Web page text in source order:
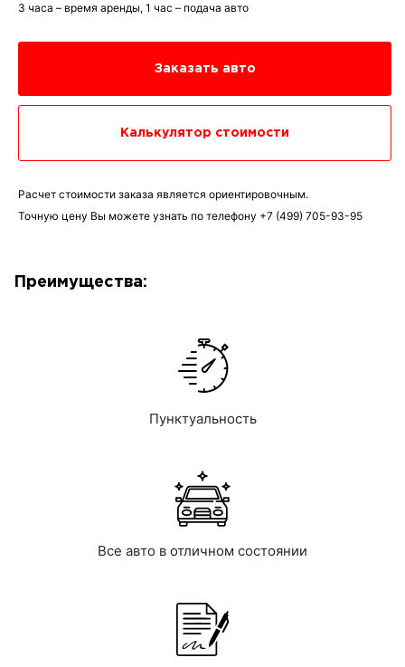
3 часа – время аренды, 1 час – подача авто
Заказать авто
Калькулятор стоимости
Расчет стоимости заказа является ориентировочным.
Точную цену Вы можете узнать по телефону +7 (499) 705-93-95
Преимущества:
Пунктуальность
Все авто в отличном состоянии